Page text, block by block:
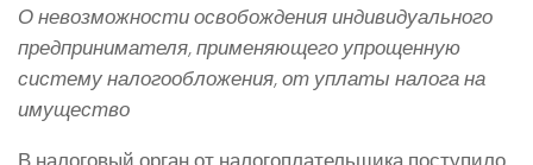
О невозможности освобождения индивидуального
предпринимателя, применяющего упрощенную
систему налогообложения, от уплаты налога на
имущество